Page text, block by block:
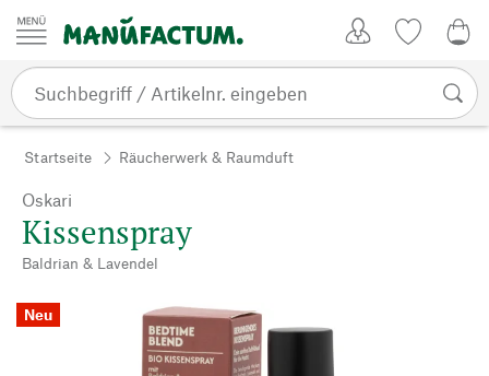
Zum Inhalt springen
Startseite Räucherwerk & Raumduft
Oskari
Kissenspray
Baldrian & Lavendel
Neu